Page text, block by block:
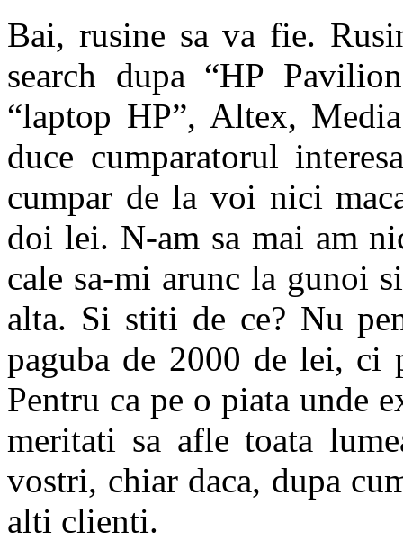
Bai, rusine sa va fie.
search dupa “HP
“laptop HP”, Altex,
duce cumparatorul
cumpar de la voi nici
doi lei. N-am sa mai am
cale sa-mi arunc la gunoi
alta. Si stiti de ce? Nu
paguba de 2000 de lei, ci
Pentru ca pe o piata unde
meritati sa afle toata
vostri, chiar daca, dupa
alti clienti.